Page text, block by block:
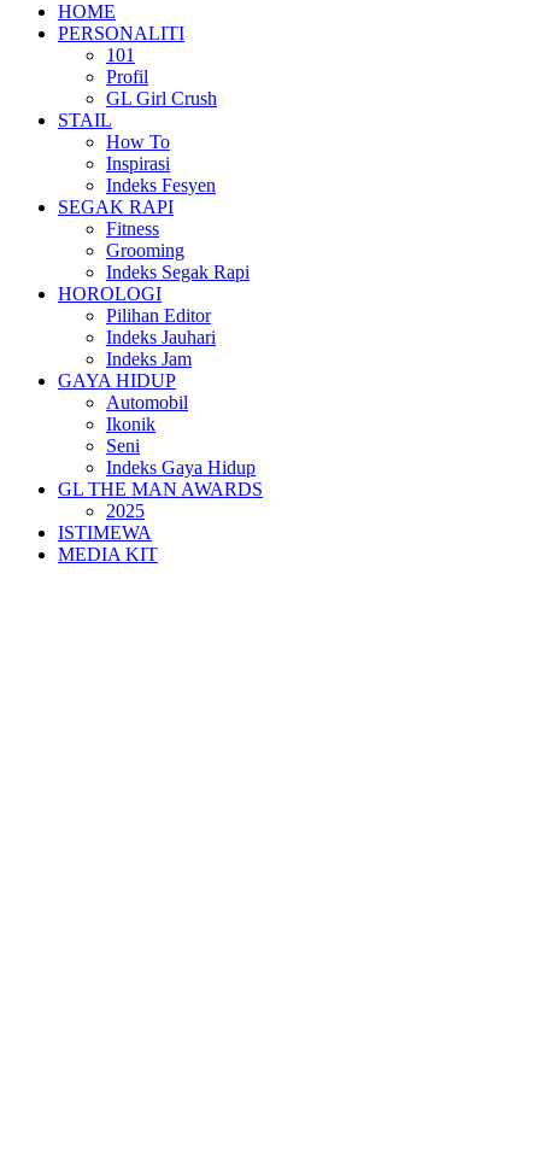
HOME
PERSONALITI
101
Profil
GL Girl Crush
STAIL
How To
Inspirasi
Indeks Fesyen
SEGAK RAPI
Fitness
Grooming
Indeks Segak Rapi
HOROLOGI
Pilihan Editor
Indeks Jauhari
Indeks Jam
GAYA HIDUP
Automobil
Ikonik
Seni
Indeks Gaya Hidup
GL THE MAN AWARDS
2025
ISTIMEWA
MEDIA KIT